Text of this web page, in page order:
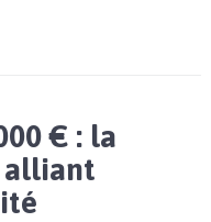
€ : la
alliant